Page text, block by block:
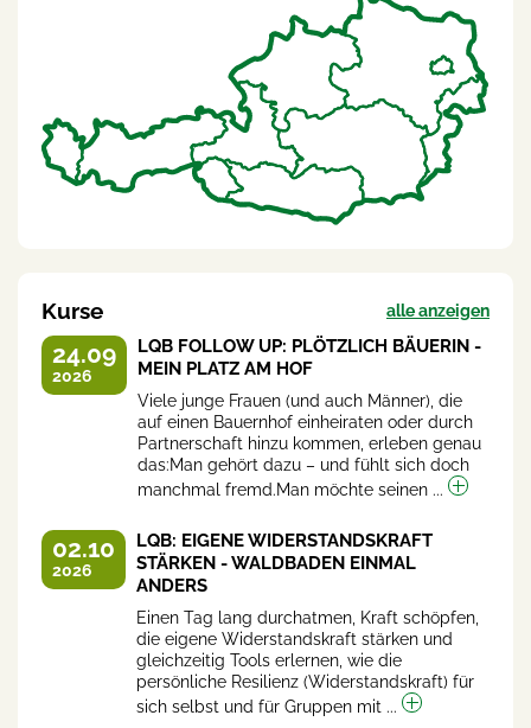
Kurse alle anzeigen
24.09
2026
LQB FOLLOW UP: PLÖTZLICH BÄUERIN -
MEIN PLATZ AM HOF
Viele junge Frauen (und auch Männer), die
auf einen Bauernhof einheiraten oder durch
Partnerschaft hinzu kommen, erleben genau
das:Man gehört dazu – und fühlt sich doch
manchmal fremd.Man möchte seinen ...
02.10
2026
LQB: EIGENE WIDERSTANDSKRAFT
STÄRKEN - WALDBADEN EINMAL
ANDERS
Einen Tag lang durchatmen, Kraft schöpfen,
die eigene Widerstandskraft stärken und
gleichzeitig Tools erlernen, wie die
persönliche Resilienz (Widerstandskraft) für
sich selbst und für Gruppen mit ...